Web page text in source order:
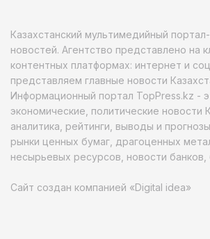
Казахстанский мультимедийный
новостей. Агентство представлено на
контентных платформах: интернет и
представляем главные новости
Информационный портал TopPress.kz -
экономические, политические новости
аналитика, рейтинги, выводы и
рынки ценных бумаг, драгоценных
несырьевых ресурсов, новости
Сайт создан компанией «Digital idea»